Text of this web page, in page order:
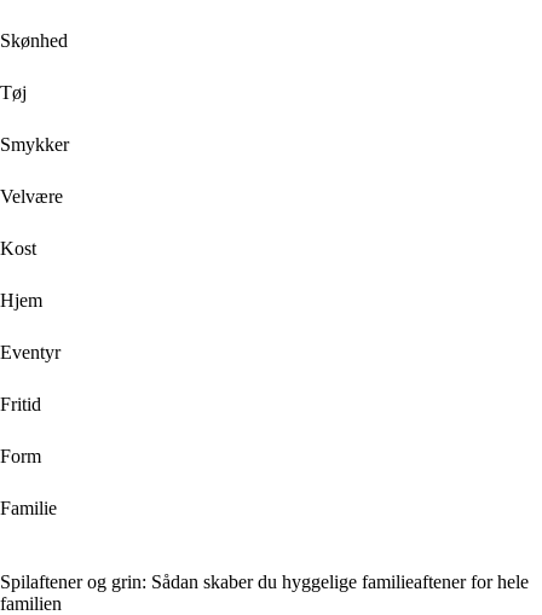
Skønhed
Tøj
Smykker
Velvære
Kost
Hjem
Eventyr
Fritid
Form
Familie
Spilaftener og grin: Sådan skaber du hyggelige familieaftener for hele
familien